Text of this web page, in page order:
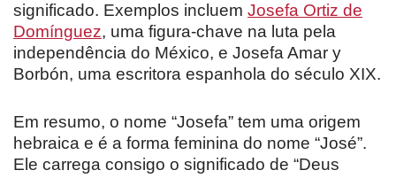
significado. Exemplos incluem Josefa Ortiz de
Domínguez, uma figura-chave na luta pela
independência do México, e Josefa Amar y
Borbón, uma escritora espanhola do século XIX.
Em resumo, o nome “Josefa” tem uma origem
hebraica e é a forma feminina do nome “José”.
Ele carrega consigo o significado de “Deus